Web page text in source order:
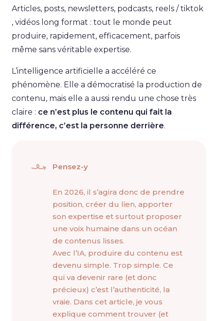
Articles, posts, newsletters, podcasts, reels / tiktok
, vidéos long format : tout le monde peut
produire, rapidement, efficacement, parfois
même sans véritable expertise.
L’intelligence artificielle a accéléré ce
phénomène. Elle a démocratisé la production de
contenu, mais elle a aussi rendu une chose très
claire : ce n’est plus le contenu qui fait la
différence, c’est la personne derrière.
Pensez-y
En 2026, il s’agira donc de prendre
position, créer du lien, apporter
son expertise et surtout proposer
une voix humaine dans un océan
de contenus lisses.
Avec l’IA, produire du contenu est
devenu simple. Trop simple. Ce
qui va devenir rare (et donc
précieux) c’est l’authenticité, la
vraie. Dans cet article, je vous
explique comment trouver (et